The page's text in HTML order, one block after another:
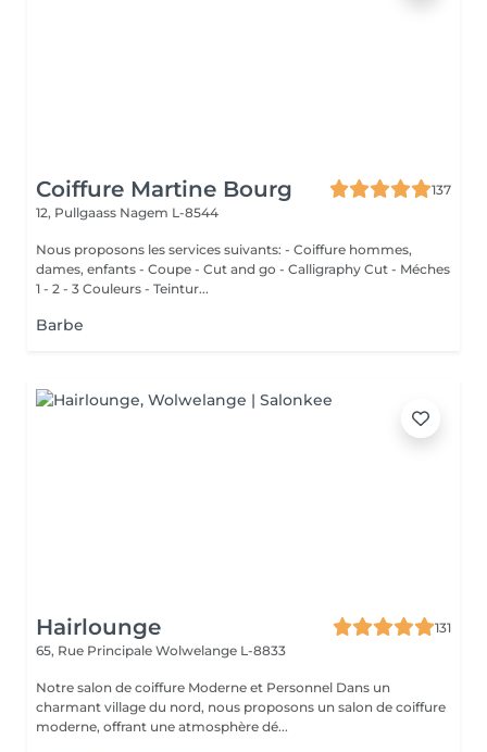
Coiffure Martine Bourg
137
12, Pullgaass Nagem L-8544
Nous proposons les services suivants: - Coiffure hommes,
dames, enfants - Coupe - Cut and go - Calligraphy Cut - Méches
1 - 2 - 3 Couleurs - Teintur...
Barbe
Hairlounge
131
65, Rue Principale Wolwelange L-8833
Notre salon de coiffure Moderne et Personnel Dans un
charmant village du nord, nous proposons un salon de coiffure
moderne, offrant une atmosphère dé...